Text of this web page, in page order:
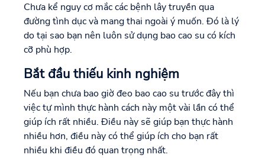
Chưa kể nguy cơ mắc các bệnh lây truyền qua
đường tình dục và mang thai ngoài ý muốn. Đó là lý
do tại sao bạn nên luôn sử dụng bao cao su có kích
cỡ phù hợp.
Bắt đầu thiếu kinh nghiệm
Nếu bạn chưa bao giờ đeo bao cao su trước đây thì
việc tự mình thực hành cách này một vài lần có thể
giúp ích rất nhiều. Điều này sẽ giúp bạn thực hành
nhiều hơn, điều này có thể giúp ích cho bạn rất
nhiều khi điều đó quan trọng nhất.